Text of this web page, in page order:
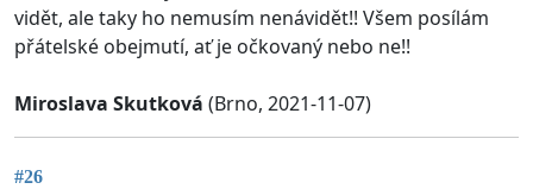
vidět, ale taky ho nemusím nenávidět!! Všem posílám
přátelské obejmutí, ať je očkovaný nebo ne!!
Miroslava Skutková (Brno, 2021-11-07)
#26